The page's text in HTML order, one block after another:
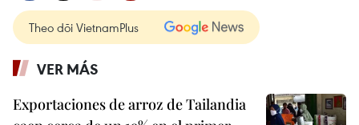
Theo dõi VietnamPlus
VER MÁS
Exportaciones de arroz de Tailandia